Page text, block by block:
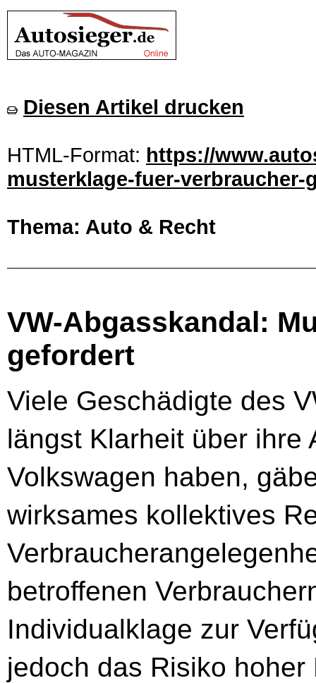
Diesen Artikel drucken
HTML-Format: https://
musterklage-fuer-verbraucher-
Thema: Auto & Recht
VW-Abgasskandal:
gefordert
Viele Geschädigte des
längst Klarheit über ihre
Volkswagen haben,
wirksames kollektives
betroffenen
Individualklage zur
jedoch das Risiko